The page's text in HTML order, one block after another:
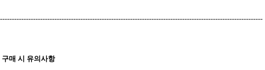
---------------------------------------------------------------------------------------------------------------
구매 시 유의사항